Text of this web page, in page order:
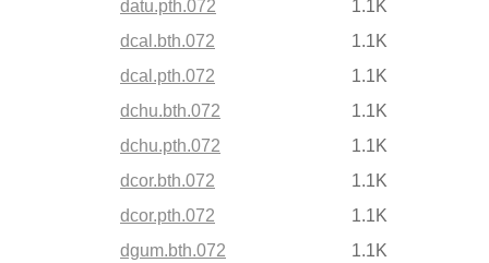
datu.pth.072
1.1K
dcal.bth.072
1.1K
dcal.pth.072
1.1K
dchu.bth.072
1.1K
dchu.pth.072
1.1K
dcor.bth.072
1.1K
dcor.pth.072
1.1K
dgum.bth.072
1.1K